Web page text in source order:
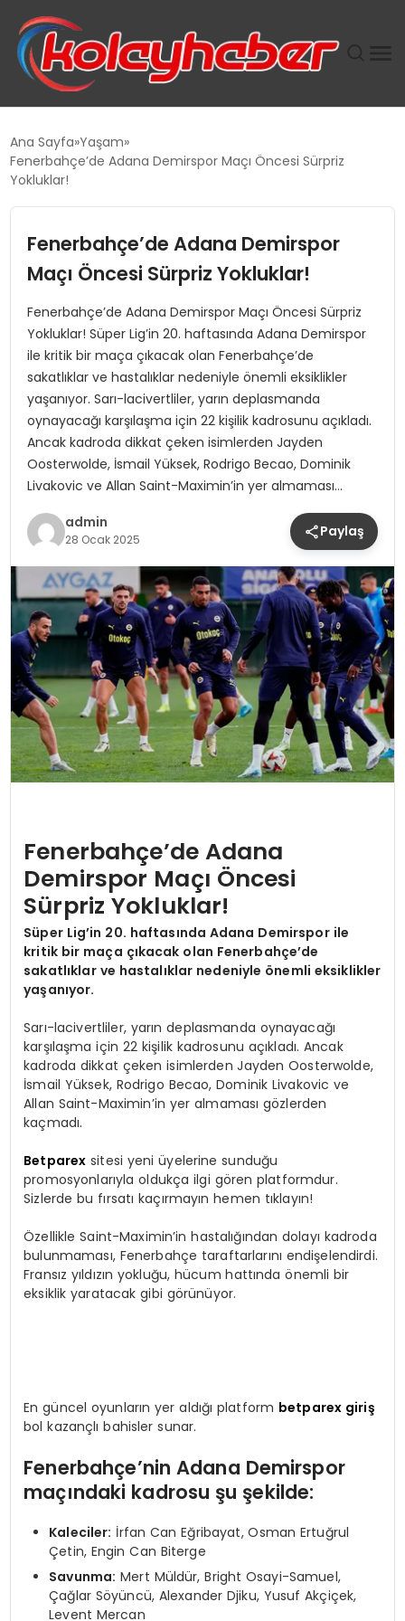
SUWEN’IN İSTIHDAM MODELI EKONOMIDE KADIN
TANYER YAPI ZEMIN MÜHENDISLIĞINDE HEDEF
BÜYÜTTÜ
TOROSLAR’DA PAZAR GERGİNLİĞİ!
Ana Sayfa Yaşam
Fenerbahçe’de Adana Demirspor Maçı Öncesi Sürpriz
Yokluklar!
Fenerbahçe’de Adana Demirspor
Maçı Öncesi Sürpriz Yokluklar!
Fenerbahçe’de Adana Demirspor Maçı Öncesi Sürpriz
Yokluklar! Süper Lig’in 20. haftasında Adana Demirspor
ile kritik bir maça çıkacak olan Fenerbahçe’de
sakatlıklar ve hastalıklar nedeniyle önemli eksiklikler
yaşanıyor. Sarı-lacivertliler, yarın deplasmanda
oynayacağı karşılaşma için 22 kişilik kadrosunu açıkladı.
Ancak kadroda dikkat çeken isimlerden Jayden
Oosterwolde, İsmail Yüksek, Rodrigo Becao, Dominik
Livakovic ve Allan Saint-Maximin’in yer almaması…
admin
28 Ocak 2025 Paylaş
Fenerbahçe’de Adana
Demirspor Maçı Öncesi
Sürpriz Yokluklar!
Süper Lig’in 20. haftasında Adana Demirspor ile
kritik bir maça çıkacak olan Fenerbahçe’de
sakatlıklar ve hastalıklar nedeniyle önemli eksiklikler
yaşanıyor.
Sarı-lacivertliler, yarın deplasmanda oynayacağı
karşılaşma için 22 kişilik kadrosunu açıkladı. Ancak
kadroda dikkat çeken isimlerden Jayden Oosterwolde,
İsmail Yüksek, Rodrigo Becao, Dominik Livakovic ve
Allan Saint-Maximin’in yer almaması gözlerden
kaçmadı.
Betparex sitesi yeni üyelerine sunduğu
promosyonlarıyla oldukça ilgi gören platformdur.
Sizlerde bu fırsatı kaçırmayın hemen tıklayın!
Özellikle Saint-Maximin’in hastalığından dolayı kadroda
bulunmaması, Fenerbahçe taraftarlarını endişelendirdi.
Fransız yıldızın yokluğu, hücum hattında önemli bir
eksiklik yaratacak gibi görünüyor.
En güncel oyunların yer aldığı platform betparex giriş
bol kazançlı bahisler sunar.
Fenerbahçe’nin Adana Demirspor
maçındaki kadrosu şu şekilde:
Kaleciler: İrfan Can Eğribayat, Osman Ertuğrul
Çetin, Engin Can Biterge
Savunma: Mert Müldür, Bright Osayi-Samuel,
Çağlar Söyüncü, Alexander Djiku, Yusuf Akçiçek,
Levent Mercan